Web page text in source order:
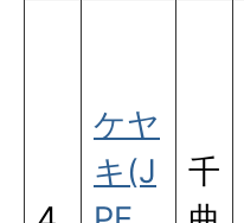
ケヤ
キ(J
千